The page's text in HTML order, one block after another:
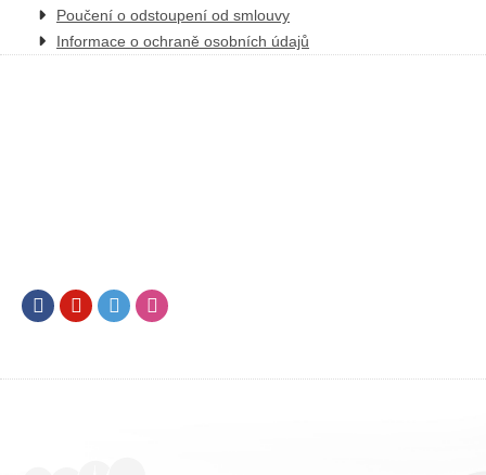
Poučení o odstoupení od smlouvy
Informace o ochraně osobních údajů
FacebookYoutubeTwitter